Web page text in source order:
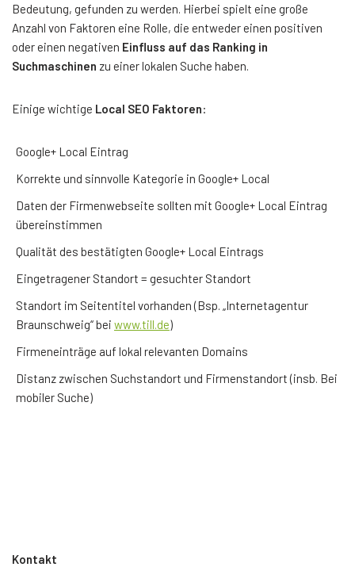
Bedeutung, gefunden zu werden. Hierbei spielt eine große
Anzahl von Faktoren eine Rolle, die entweder einen positiven
oder einen negativen Einfluss auf das Ranking in
Suchmaschinen zu einer lokalen Suche haben.
Einige wichtige Local SEO Faktoren:
Google+ Local Eintrag
Korrekte und sinnvolle Kategorie in Google+ Local
Daten der Firmenwebseite sollten mit Google+ Local Eintrag
übereinstimmen
Qualität des bestätigten Google+ Local Eintrags
Eingetragener Standort = gesuchter Standort
Standort im Seitentitel vorhanden (Bsp. „Internetagentur
Braunschweig“ bei www.till.de)
Firmeneinträge auf lokal relevanten Domains
Distanz zwischen Suchstandort und Firmenstandort (insb. Bei
mobiler Suche)
Kontakt